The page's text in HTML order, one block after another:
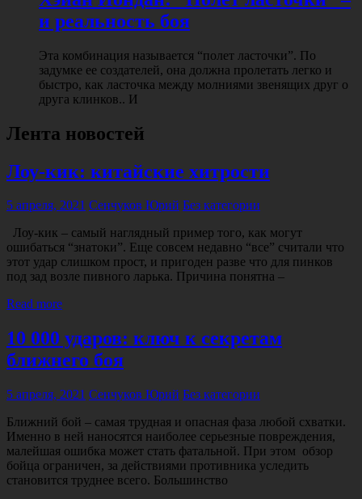
и реальность боя
Эта комбинация называется “полет ласточки”. По
задумке ее создателей, она должна пролетать легко и
быстро, как ласточка между молниями звенящих друг о
друга клинков.. И
Лента новостей
Лоу-кик: китайские хитрости
5 апреля, 2021 Сенчуков Юрий Без категории
Лоу-кик – самый наглядный пример того, как могут
ошибаться “знатоки”. Еще совсем недавно “все” считали что
этот удар слишком прост, и пригоден разве что для пинков
под зад возле пивного ларька. Причина понятна –
Read more
10 000 ударов: ключ к секретам
ближнего боя
5 апреля, 2021 Сенчуков Юрий Без категории
Ближний бой – самая трудная и опасная фаза любой схватки.
Именно в ней наносятся наиболее серьезные повреждения,
малейшая ошибка может стать фатальной. При этом обзор
бойца ограничен, за действиями противника уследить
становится труднее всего. Большинство